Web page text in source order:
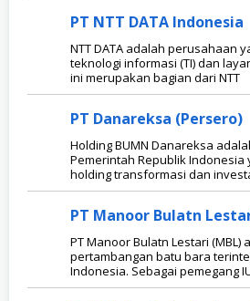
PT NTT DATA Indonesia
NTT DATA adalah perusahaan
teknologi informasi (TI) dan
ini merupakan bagian dari NTT
PT Danareksa (Persero)
Holding BUMN Danareksa
Pemerintah Republik
holding transformasi dan
PT Manoor Bulatn
PT Manoor Bulatn Lestari
pertambangan batu bara
Indonesia. Sebagai pemegang